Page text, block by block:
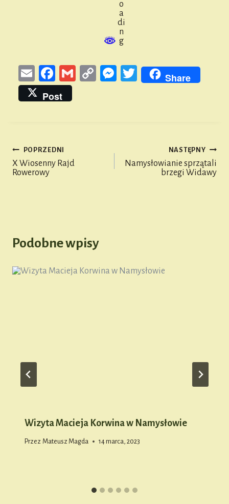
E
m
ail
Fa
ce
bo
G
Co
M
T
Share
Post
Nawigacja
wpisu
POPRZEDNI
X Wiosenny Rajd
Rowerowy
NASTĘPNY
Namysłowianie sprzątali
brzegi Widawy
Podobne wpisy
Wizyta Macieja Korwina w Namysłowie
Przez Mateusz Magda 14 marca, 2023